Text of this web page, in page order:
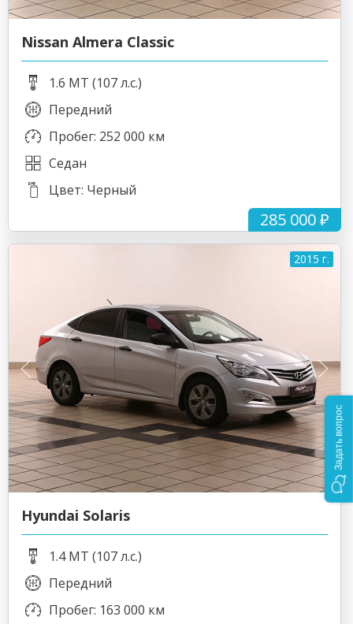
285 000 ₽
Nissan Almera Classic
1.6 MT (107 л.с.)
Передний
Пробег: 252 000 км
Седан
Цвет: Черный
2015 г.
Hyundai Solaris
1.4 MT (107 л.с.)
Передний
Пробег: 163 000 км
Задать вопрос